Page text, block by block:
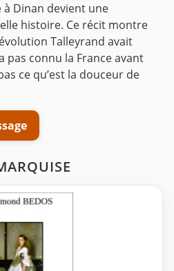
Dinan devient une
histoire. Ce récit montre
Talleyrand avait
pas connu la France avant
ce qu’est la douceur de